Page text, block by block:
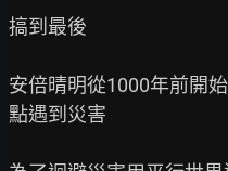
搞到最後
安倍晴明從1000年前開
點遇到災害